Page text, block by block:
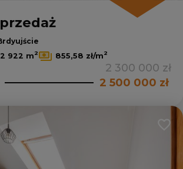
2 922 m2 855,58 zł/m2
2 300 000 zł
2 500 000 zł